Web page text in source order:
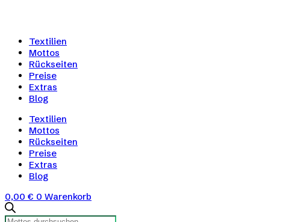
Textilien
Mottos
Rückseiten
Preise
Extras
Blog
Textilien
Mottos
Rückseiten
Preise
Extras
Blog
0,00 € 0 Warenkorb